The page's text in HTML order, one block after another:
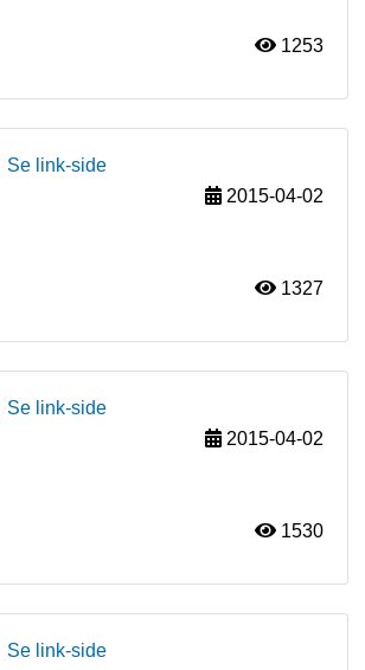
1253
Se link-side
2015-04-02
1327
Se link-side
2015-04-02
1530
Se link-side